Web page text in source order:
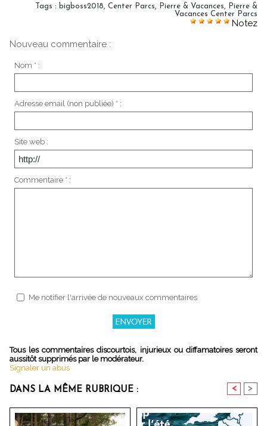
Tags : bigboss2018, Center Parcs, Pierre & Vacances,
Pierre &
Vacances Center Parcs
Notez
Nouveau commentaire :
Nom * :
Adresse email (non publiée) * :
Site web :
Commentaire * :
Me notifier l'arrivée de nouveaux commentaires
Tous les commentaires discourtois, injurieux ou diffamatoires seront
aussitôt supprimés par le modérateur.
Signaler un abus
DANS LA MÊME RUBRIQUE : < >